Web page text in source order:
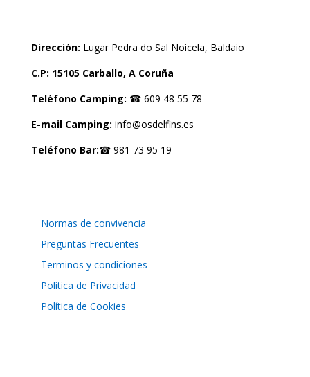
Dirección: Lugar Pedra do Sal Noicela, Baldaio
C.P: 15105 Carballo, A Coruña
Teléfono Camping: ☎ 609 48 55 78
E-mail Camping: info@osdelfins.es
Teléfono Bar:☎ 981 73 95 19
Normas de convivencia
Preguntas Frecuentes
Terminos y condiciones
Política de Privacidad
Política de Cookies